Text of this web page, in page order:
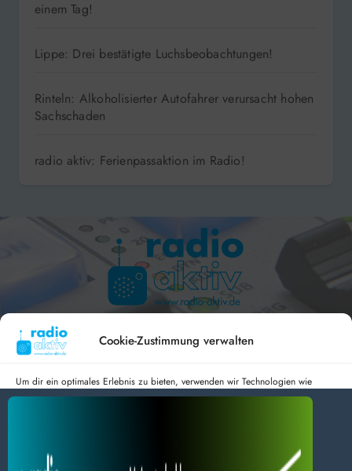
Cookie-Zustimmung verwalten
Um dir ein optimales Erlebnis zu bieten, verwenden wir Technologien wie
Cookies, um Geräteinformationen zu speichern und/oder darauf zuzugreifen.
und Funktionen beeinträchtigt werden.
einem Tag!
Lippe: Drei bestätigte Luchsbeobachtungen!
Rinteln: Alkoholisierter Autofahrer verursacht hohen
Sachschaden
radio aktiv: Ferienpassaktion im Radio!
Hameln 99.3 – Bad Pyrmont 94.8 – Bad Münder 107.2 –
DAB+ 9C
BlogData byThemeansar